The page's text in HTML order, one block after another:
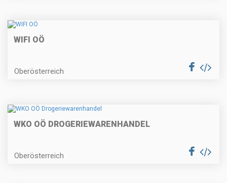
WIFI OÖ
Oberösterreich
WKO OÖ DROGERIEWARENHANDEL
Oberösterreich